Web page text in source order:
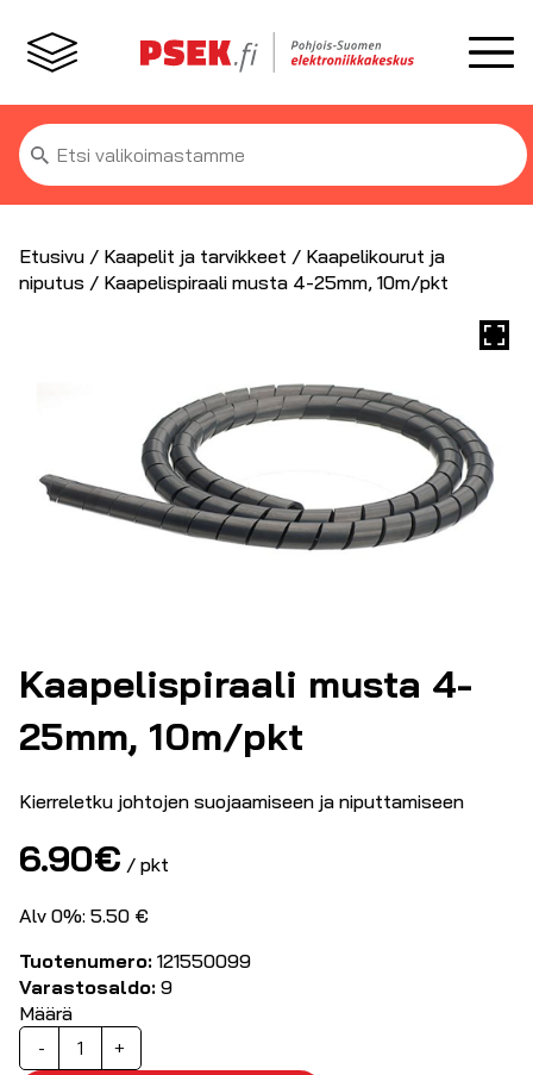
Etsi:
Etusivu / Kaapelit ja tarvikkeet / Kaapelikourut ja
niputus / Kaapelispiraali musta 4-25mm, 10m/pkt
Kaapelispiraali musta 4-
25mm, 10m/pkt
Kierreletku johtojen suojaamiseen ja niputtamiseen
6.90€ / pkt
Alv 0%: 5.50 €
Tuotenumero: 121550099
Varastosaldo: 9
Määrä
-
Kaapelispiraali
musta
+